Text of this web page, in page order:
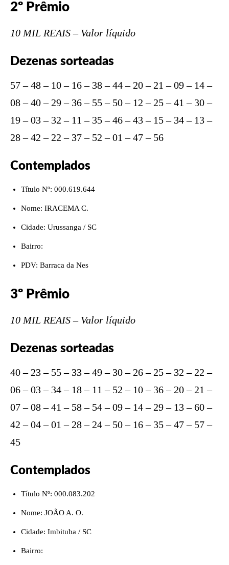
2º Prêmio
10 MIL REAIS – Valor líquido
Dezenas sorteadas
57 – 48 – 10 – 16 – 38 – 44 – 20 – 21 – 09 – 14 –
08 – 40 – 29 – 36 – 55 – 50 – 12 – 25 – 41 – 30 –
19 – 03 – 32 – 11 – 35 – 46 – 43 – 15 – 34 – 13 –
28 – 42 – 22 – 37 – 52 – 01 – 47 – 56
Contemplados
Título Nº: 000.619.644
Nome: IRACEMA C.
Cidade: Urussanga / SC
Bairro:
PDV: Barraca da Nes
3º Prêmio
10 MIL REAIS – Valor líquido
Dezenas sorteadas
40 – 23 – 55 – 33 – 49 – 30 – 26 – 25 – 32 – 22 –
06 – 03 – 34 – 18 – 11 – 52 – 10 – 36 – 20 – 21 –
07 – 08 – 41 – 58 – 54 – 09 – 14 – 29 – 13 – 60 –
42 – 04 – 01 – 28 – 24 – 50 – 16 – 35 – 47 – 57 –
45
Contemplados
Título Nº: 000.083.202
Nome: JOÃO A. O.
Cidade: Imbituba / SC
Bairro: